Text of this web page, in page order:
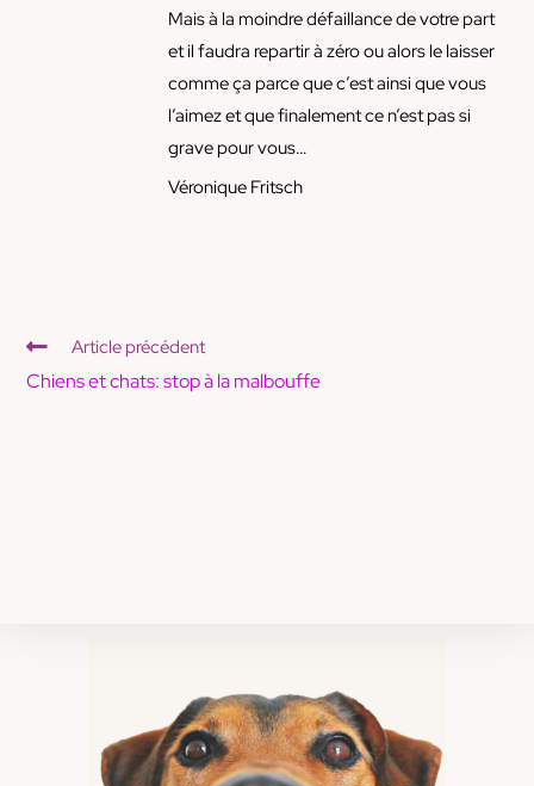
Mais à la moindre défaillance de votre part
et il faudra repartir à zéro ou alors le laisser
comme ça parce que c’est ainsi que vous
l’aimez et que finalement ce n’est pas si
grave pour vous…
Véronique Fritsch
Article précédent
Chiens et chats: stop à la malbouffe